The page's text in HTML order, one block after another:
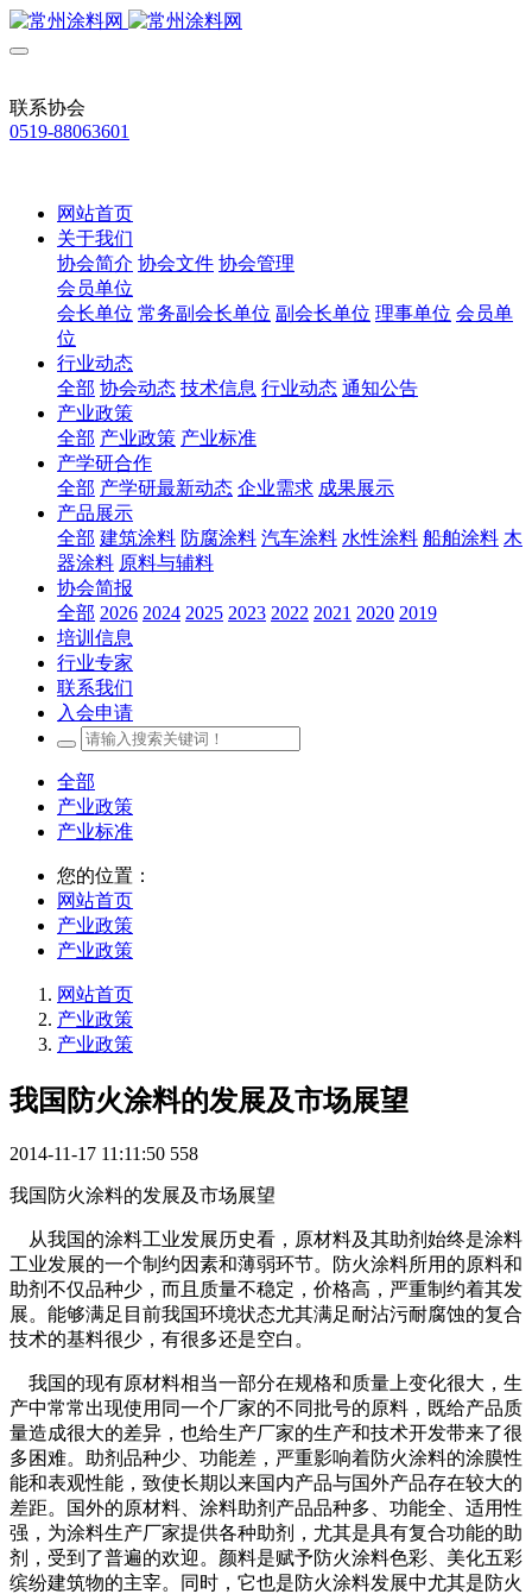
联系协会
0519-88063601
网站首页
关于我们
协会简介 协会文件 协会管理
会员单位
会长单位 常务副会长单位 副会长单位 理事单位 会员单
位
行业动态
全部 协会动态 技术信息 行业动态 通知公告
产业政策
全部 产业政策 产业标准
产学研合作
全部 产学研最新动态 企业需求 成果展示
产品展示
全部 建筑涂料 防腐涂料 汽车涂料 水性涂料 船舶涂料 木
器涂料 原料与辅料
协会简报
全部 2026 2024 2025 2023 2022 2021 2020 2019
培训信息
行业专家
联系我们
入会申请
全部
产业政策
产业标准
您的位置：
网站首页
产业政策
产业政策
网站首页
产业政策
产业政策
我国防火涂料的发展及市场展望
2014-11-17 11:11:50 558
我国防火涂料的发展及市场展望
从我国的涂料工业发展历史看，原材料及其助剂始终是涂料
工业发展的一个制约因素和薄弱环节。防火涂料所用的原料和
助剂不仅品种少，而且质量不稳定，价格高，严重制约着其发
展。能够满足目前我国环境状态尤其满足耐沾污耐腐蚀的复合
技术的基料很少，有很多还是空白。
我国的现有原材料相当一部分在规格和质量上变化很大，生
产中常常出现使用同一个厂家的不同批号的原料，既给产品质
量造成很大的差异，也给生产厂家的生产和技术开发带来了很
多困难。助剂品种少、功能差，严重影响着防火涂料的涂膜性
能和表观性能，致使长期以来国内产品与国外产品存在较大的
差距。国外的原材料、涂料助剂产品品种多、功能全、适用性
强，为涂料生产厂家提供各种助剂，尤其是具有复合功能的助
剂，受到了普遍的欢迎。颜料是赋予防火涂料色彩、美化五彩
缤纷建筑物的主宰。同时，它也是防火涂料发展中尤其是防火